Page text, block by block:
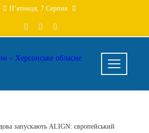
П’ятниця, 7 Серпня
запускають ALIGN: європейський